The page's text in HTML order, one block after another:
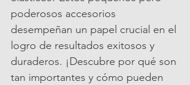
poderosos accesorios
desempeñan un papel crucial en el
logro de resultados exitosos y
duraderos. ¡Descubre por qué son
tan importantes y cómo pueden